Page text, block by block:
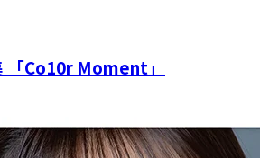
「Co10r Moment」